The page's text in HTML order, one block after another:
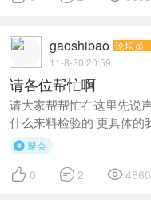
gaoshibao 论坛员
11-8-30 20:59
请各位帮忙啊
请大家帮帮忙在这里先说
什么来料检验的 更具体的
聚会
 0  2 4860